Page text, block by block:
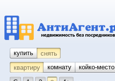
купить снять
квартиру
комнату койко-место